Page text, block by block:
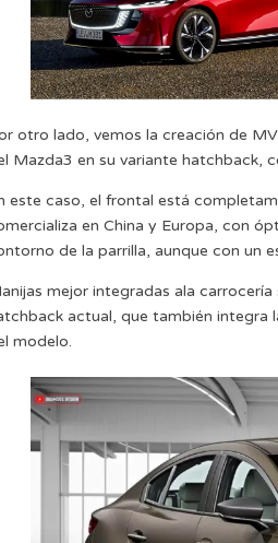
otro lado, vemos la creación de
Mazda3 en su variante hatchback,
este caso, el frontal está
en China y Europa, con
de la parrilla, aunque con un
mejor integradas ala
actual, que también integra
modelo.